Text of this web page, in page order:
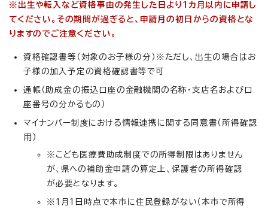
※出生や転入など資格事由の発生した日より1カ月以内に申請し
てください。その期間が過ぎると、申請月の初日からの資格とな
りますのでご注意ください。
資格確認書等（対象のお子様の分）※ただし、出生の場合はお
子様の加入予定の資格確認書等で可
通帳（助成金の振込口座の金融機関の名称・支店名および口
座番号の分かるもの）
マイナンバー制度における情報連携に関する同意書（所得確認
用）
※こども医療費助成制度での所得制限はありません
が、県への補助金申請の算定上、保護者の所得確認
が必要となります。
※1月1日時点で本市に住民登録がない（本市で所得